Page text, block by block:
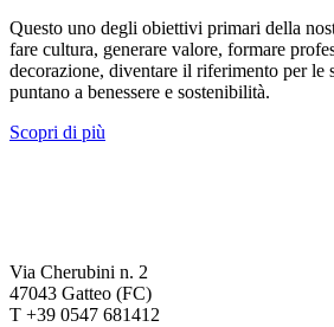
Questo uno degli obiettivi primari della
fare cultura, generare valore, formare
decorazione, diventare il riferimento per le
puntano a benessere e sostenibilità.
Scopri di più
Via Cherubini n. 2
47043 Gatteo (FC)
T +39 0547 681412